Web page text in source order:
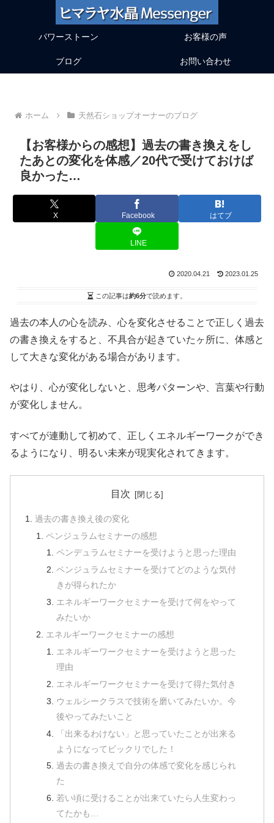
パワーストーン お客様の声
ブログ お問い合わせ
ホーム 天然石ショップオーナーのブログ
【お客様からの感想】過去の書き換えをし
たあとの変化を体感／20代で受けておけば
良かった…
X Facebook はてブ
LINE
2020.04.21 2023.01.25
この記事は約6分で読めます。
過去の本人の心を読み、心を変化させることで正しく過去
の書き換えをすると、不具合が起きていたヶ所に、体感と
して大きな変化がある場合があります。
やはり、心が変化しないと、思考パターンや、言葉や行動
が変化しません。
すべてが連動して初めて、正しくエネルギーワークができ
るようになり、明るい未来が現実化されてきます。
目次
過去の書き換え後の変化
ペンジュラムセミナーの感想
ペンデュラムセミナーを受けようと思った理由
ペンジュラムセミナーを受けてどのような気付
きが得られたか
エネルギーワークセミナーを受けて何をやって
みたいか
エネルギーワークセミナーの感想
エネルギーワークセミナーを受けようと思った
理由
エネルギーワークセミナーを受けて得た気付き
ウェルシークラスで技術を磨いてみたいか。今
後やってみたいこと
「出来るわけない」と思っていたことが出来る
ようになってビックリでした！
過去の書き換えで自分の体感で変化を感じられ
た
若い頃に受けることが出来ていたら人生変わっ
てたかも…